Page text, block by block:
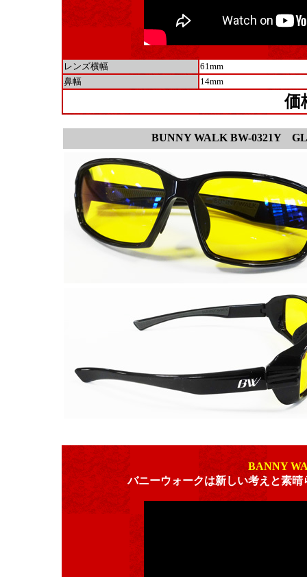
レンズ横幅
61mm
鼻幅
14mm
価
BUNNY WALK BW-0321Y
BANNY
バニーウォークは新しい考えと素